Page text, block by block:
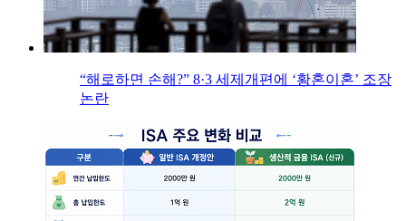
“해로하면 손해?” 8·3 세제개편에 ‘황혼이혼’ 조장
논란